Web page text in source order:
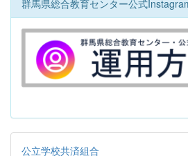
群馬県総合教育センター公式
公立学校共済組合